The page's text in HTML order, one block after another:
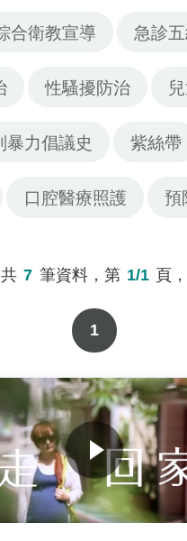
合衛教宣導 急診
性騷擾防治
暴力倡議史 紫絲帶
口腔醫療照護 預
共 7 筆資料，第 1/1 頁，
1